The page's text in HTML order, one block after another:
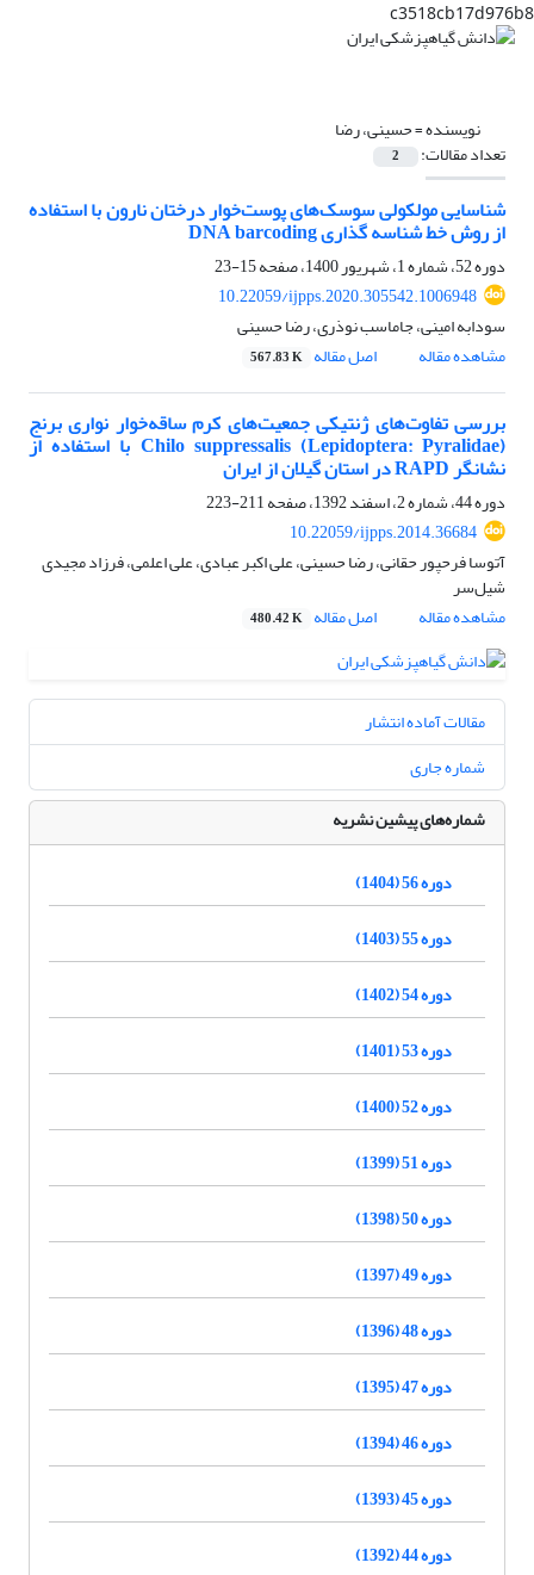
c3518cb17d976b8
نویسنده =حسینی، رضا
تعداد مقالات: 2
شناسایی مولکولی سوسک‌های پوست‌خوار درختان نارون با استفاده
از روش خط شناسه گذاری DNA barcoding
دوره 52، شماره 1، شهریور 1400، صفحه
15-23
10.22059/ijpps.2020.305542.1006948
سودابه امینی، جاماسب نوذری، رضا حسینی
مشاهده مقاله
اصل مقاله 567.83 K
بررسی تفاوت‌های ژنتیکی جمعیت‌های کرم ساقه‌خوار نواری برنج
Chilo suppressalis (Lepidoptera: Pyralidae) با استفاده از
نشانگر RAPD در استان گیلان از ایران
دوره 44، شماره 2، اسفند 1392، صفحه
211-223
10.22059/ijpps.2014.36684
آتوسا فرحپور حقانی، رضا حسینی، علی اکبر عبادی، علی اعلمی، فرزاد مجیدی
‌شیل‌سر
مشاهده مقاله
اصل مقاله 480.42 K
مقالات آماده انتشار
شماره جاری
شماره‌های پیشین نشریه
دوره 56 (1404)
دوره 55 (1403)
دوره 54 (1402)
دوره 53 (1401)
دوره 52 (1400)
دوره 51 (1399)
دوره 50 (1398)
دوره 49 (1397)
دوره 48 (1396)
دوره 47 (1395)
دوره 46 (1394)
دوره 45 (1393)
دوره 44 (1392)